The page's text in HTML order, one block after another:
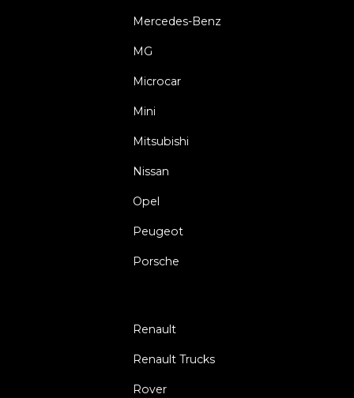
Mercedes-Benz
MG
Microcar
Mini
Mitsubishi
Nissan
Opel
Peugeot
Porsche
Renault
Renault Trucks
Rover